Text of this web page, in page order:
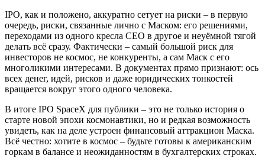
IPO, как и положено, аккуратно сетует на риски – в первую
очередь, риски, связанные лично с Маском: его решениями,
переходами из одного кресла СЕО в другое и неуёмной тягой
делать всё сразу. Фактически – самый большой риск для
инвесторов не космос, не конкуренты, а сам Маск с его
многоликими интересами. В документах прямо признают: ось
всех денег, идей, рисков и даже юридических тонкостей
вращается вокруг этого одного человека.
В итоге IPO SpaceX для публики – это не только история о
старте новой эпохи космонавтики, но и редкая возможность
увидеть, как на деле устроен финансовый аттракцион Маска.
Всё честно: хотите в космос – будьте готовы к американским
горкам в балансе и неожиданностям в бухгалтерских строках.